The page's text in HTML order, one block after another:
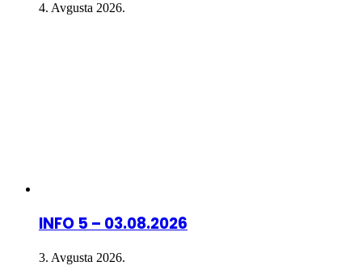
4. Avgusta 2026.
INFO 5 – 03.08.2026
3. Avgusta 2026.